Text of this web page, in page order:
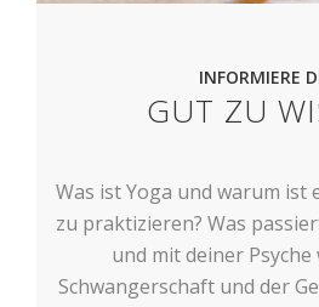
INFORMIERE
GUT ZU
Was ist Yoga und warum ist
zu praktizieren? Was
und mit deiner
Schwangerschaft und der